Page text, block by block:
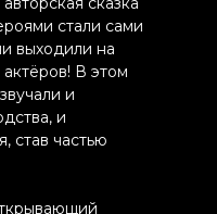
стали сами
выходили на
В этом
и
и
став частью